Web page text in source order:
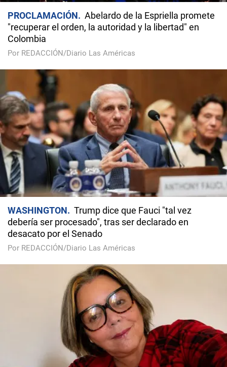
PROCLAMACIÓN
Abelardo de la Espriella promete
"recuperar el orden, la autoridad y la libertad" en
Colombia
Por REDACCIÓN/Diario Las Américas
WASHINGTON
Trump dice que Fauci "tal vez
debería ser procesado", tras ser declarado en
desacato por el Senado
Por REDACCIÓN/Diario Las Américas